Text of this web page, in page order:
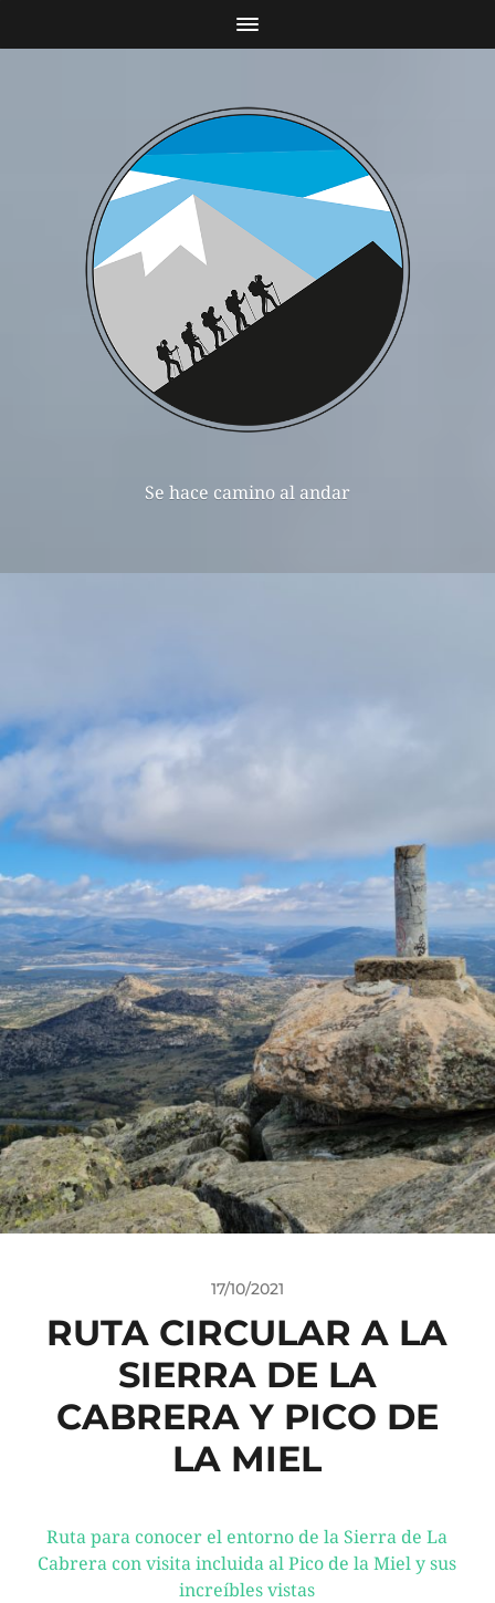
Se hace camino al andar
17/10/2021
RUTA CIRCULAR A LA
SIERRA DE LA
CABRERA Y PICO DE
LA MIEL
Ruta para conocer el entorno de la Sierra de La
Cabrera con visita incluida al Pico de la Miel y sus
increíbles vistas